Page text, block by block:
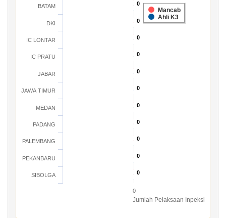
Jumlah Pelaksaan Inpeksi
0
0
0
0
0
0
0
0
0
0
0
0
0
0
0
0
0
0
0
0
0
0
Mancab
Ahli K3
BATAM
DKI
IC LONTAR
IC PRATU
JABAR
JAWA TIMUR
MEDAN
PADANG
PALEMBANG
PEKANBARU
SIBOLGA
0